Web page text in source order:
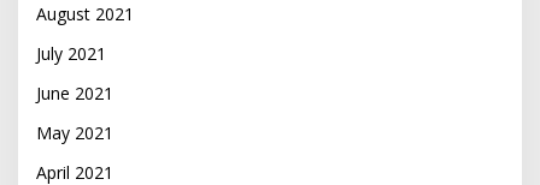
August 2021
July 2021
June 2021
May 2021
April 2021